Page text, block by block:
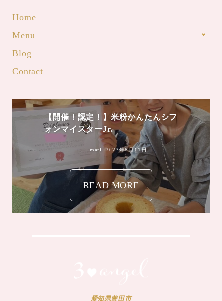
Home
Menu
Blog
Contact
【開催！認定！】米粉かんたんシフ
ォンマイスターJr.
mari 2023年8月11日
READ MORE
愛知県豊田市